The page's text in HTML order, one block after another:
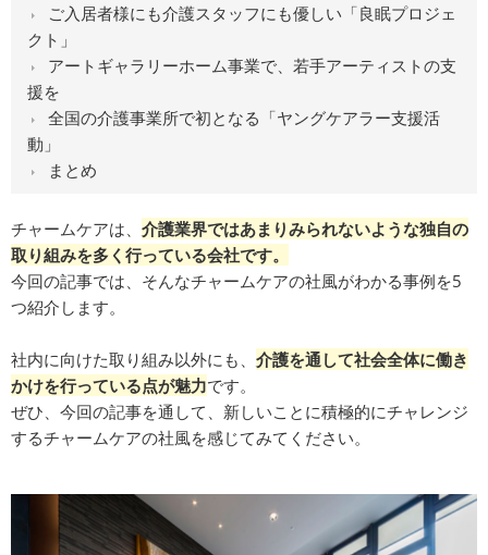
ご入居者様にも介護スタッフにも優しい「良眠プロジェ
クト」
アートギャラリーホーム事業で、若手アーティストの支
援を
全国の介護事業所で初となる「ヤングケアラー支援活
動」
まとめ
チャームケアは、 介護業界ではあまりみられないような独自の
取り組みを多く行っている会社です。
今回の記事では、そんなチャームケアの社風がわかる事例を5
つ紹介します。
社内に向けた取り組み以外にも、 介護を通して社会全体に働き
かけを行っている点が魅力です。
ぜひ、今回の記事を通して、新しいことに積極的にチャレンジ
するチャームケアの社風を感じてみてください。